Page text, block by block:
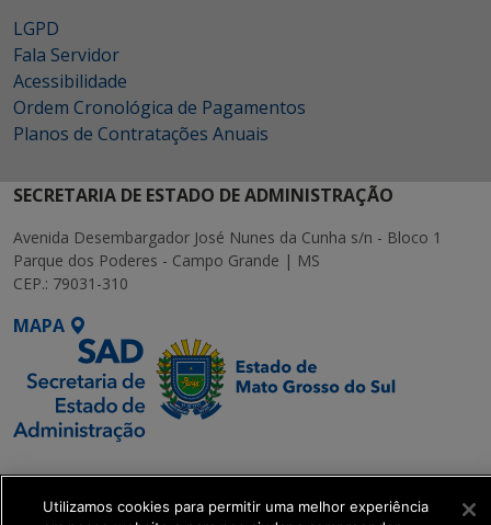
LGPD
Fala Servidor
Acessibilidade
Ordem Cronológica de Pagamentos
Planos de Contratações Anuais
SECRETARIA DE ESTADO DE ADMINISTRAÇÃO
Avenida Desembargador José Nunes da Cunha s/n - Bloco 1
Parque dos Poderes - Campo Grande | MS
CEP.: 79031-310
MAPA
SETDIG | Secretaria-
Executiva de
Utilizamos cookies para permitir uma melhor experiência